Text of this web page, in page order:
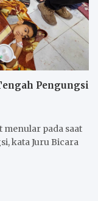
Pengungsi
pada saat
kata Juru Bicara